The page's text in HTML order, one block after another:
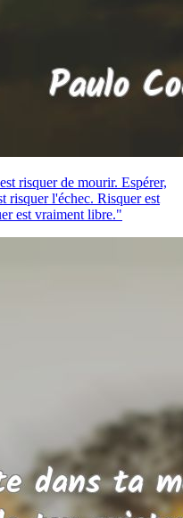
risquer de mourir. Espérer,
risquer l'échec. Risquer est
est vraiment libre."